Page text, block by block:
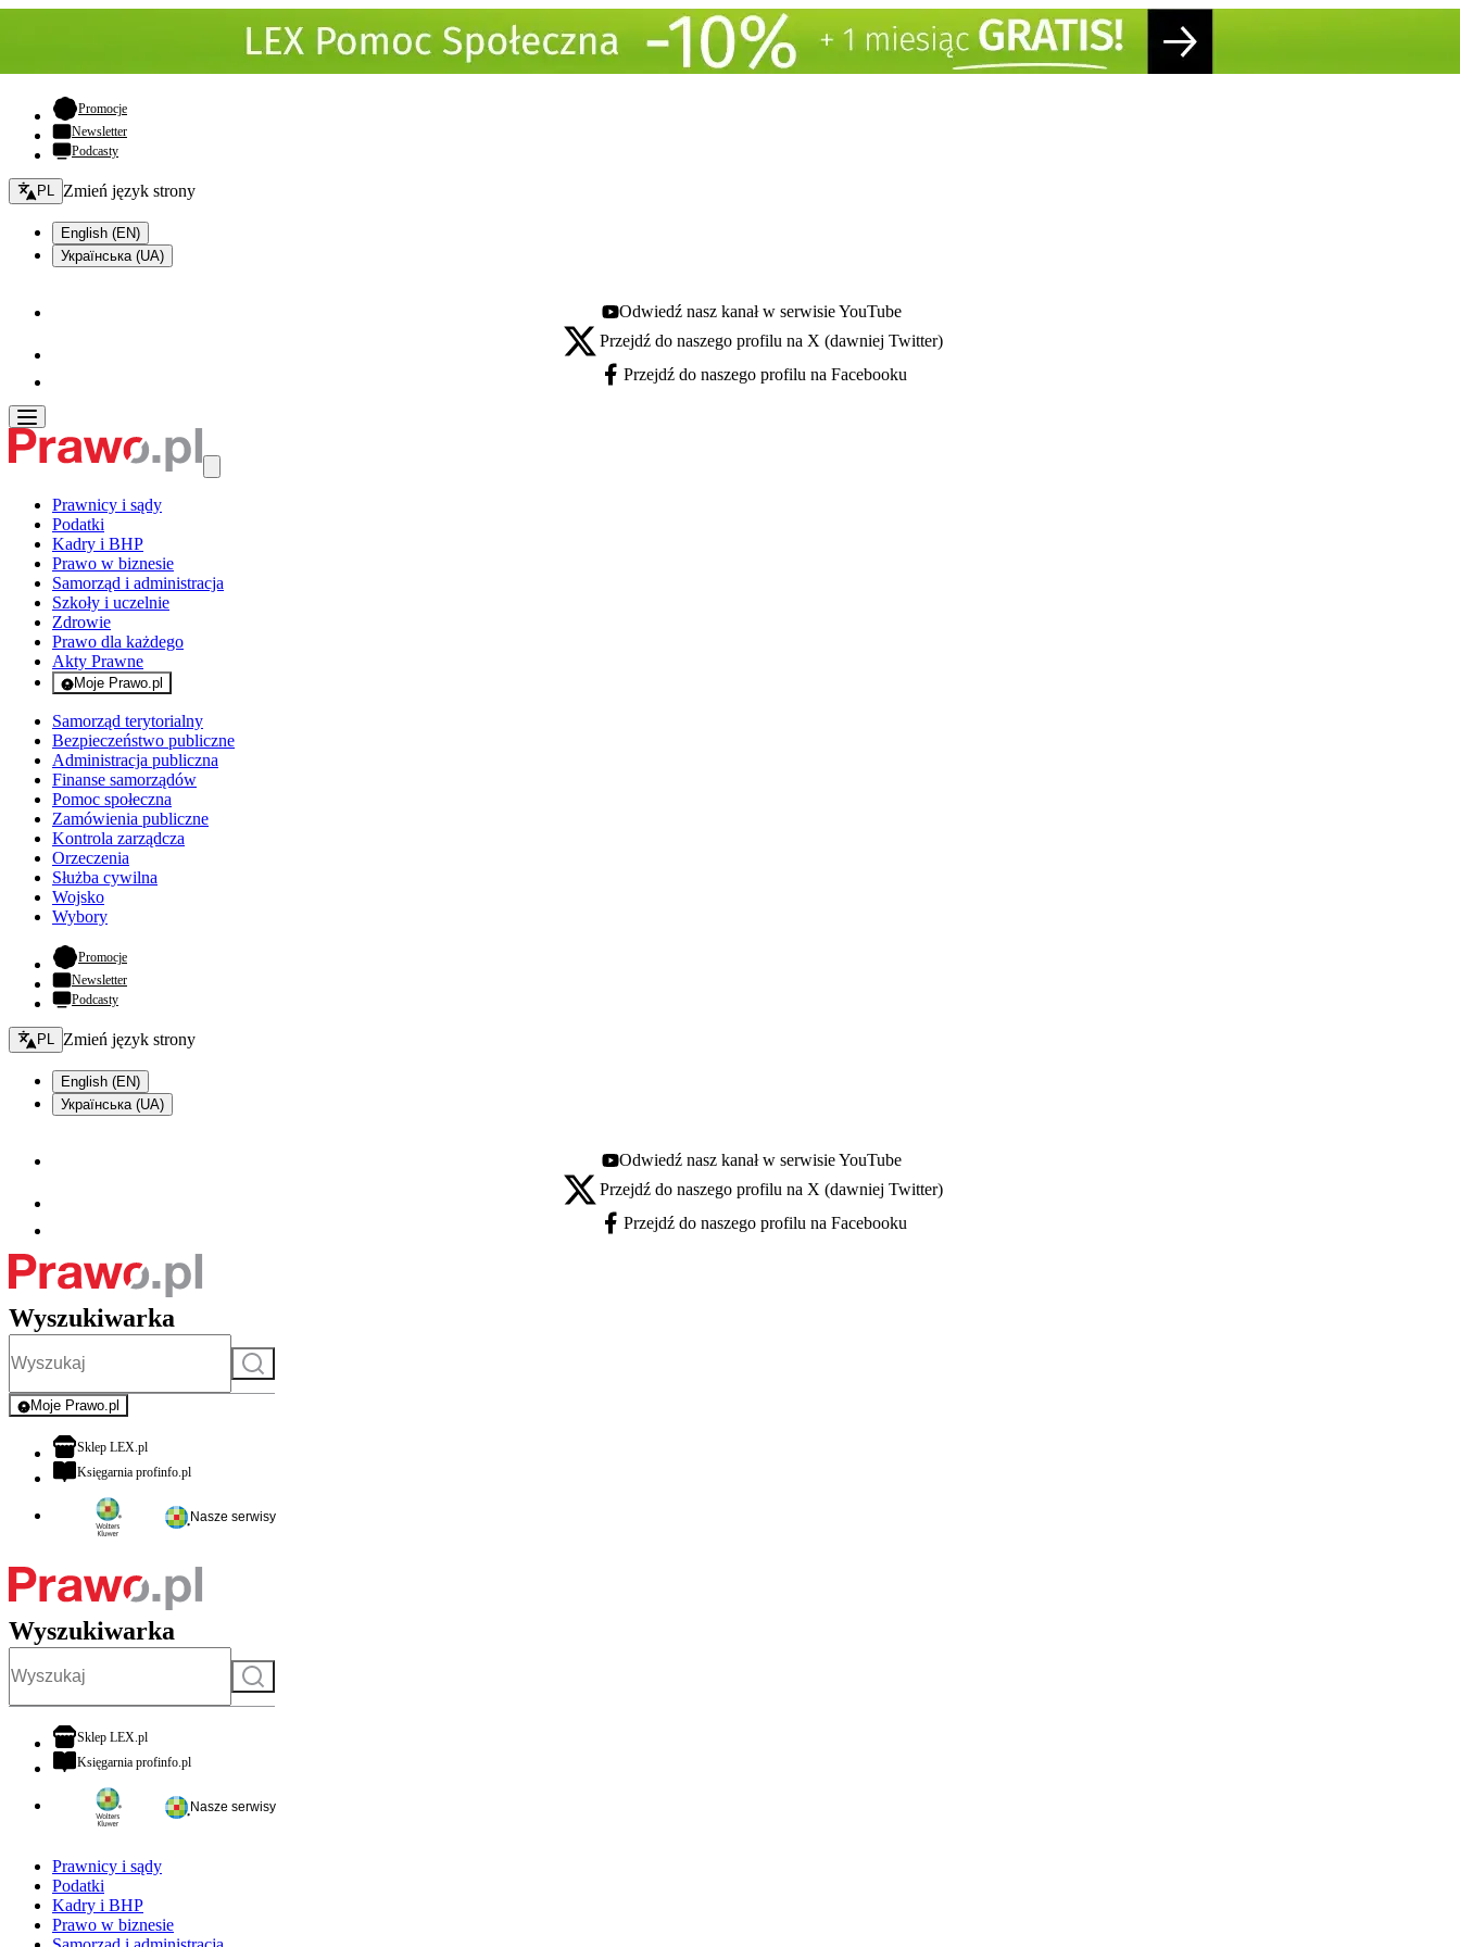
Promocje- otwiera się w nowej karcie
Newsletter
Podcasty
Zmień język - bieżący:
PL Zmień język strony
English (EN)
Українська (UA)
Youtube - otwiera się w nowej karcie
Odwiedź nasz kanał w serwisie YouTube
X - otwiera się w nowej karcie
Przejdź do naszego profilu na X (dawniej Twitter)
Facebook - otwiera się w nowej karcie
Przejdź do naszego profilu na Facebooku
Prawnicy i sądy
Podatki
Kadry i BHP
Prawo w biznesie
Samorząd i administracja
Szkoły i uczelnie
Zdrowie
Prawo dla każdego
Akty Prawne
Moje Prawo.pl
- rejestracja i logowanie do serwisu
Samorząd terytorialny
Bezpieczeństwo publiczne
Administracja publiczna
Finanse samorządów
Pomoc społeczna
Zamówienia publiczne
Kontrola zarządcza
Orzeczenia
Służba cywilna
Wojsko
Wybory
Promocje- otwiera się w nowej karcie
Newsletter
Podcasty
Zmień język - bieżący:
PL Zmień język strony
English (EN)
Українська (UA)
Youtube - otwiera się w nowej karcie
Odwiedź nasz kanał w serwisie YouTube
X - otwiera się w nowej karcie
Przejdź do naszego profilu na X (dawniej Twitter)
Facebook - otwiera się w nowej karcie
Przejdź do naszego profilu na Facebooku
Wyszukiwarka
Szukaj
Moje Prawo.pl
- rejestracja i logowanie do serwisu
Sklep LEX.plotwiera się w nowej karcie
Księgarnia profinfo.plotwiera się w nowej karcie
Nasze serwisy
Wyszukiwarka
Szukaj
Sklep LEX.plotwiera się w nowej karcie
Księgarnia profinfo.plotwiera się w nowej karcie
Nasze serwisy
Prawnicy i sądy
Podatki
Kadry i BHP
Prawo w biznesie